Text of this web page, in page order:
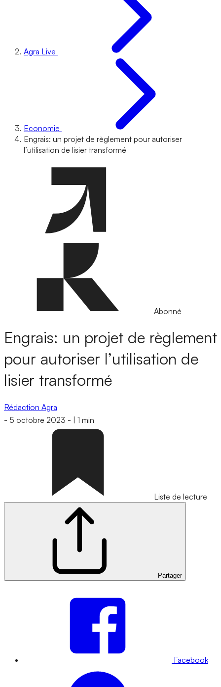
Agra Live
Economie
Engrais: un projet de règlement pour autoriser
l’utilisation de lisier transformé
Abonné
Engrais: un projet de règlement
pour autoriser l’utilisation de
lisier transformé
Rédaction Agra
- 5 octobre 2023 - 1 min
Liste de lecture
Partager
Facebook